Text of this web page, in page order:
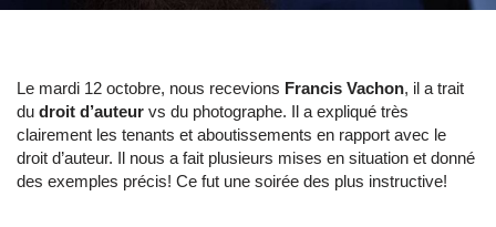
Le mardi 12 octobre, nous recevions Francis Vachon, il a trait
du droit d’auteur vs du photographe. Il a expliqué très
clairement les tenants et aboutissements en rapport avec le
droit d’auteur. Il nous a fait plusieurs mises en situation et donné
des exemples précis! Ce fut une soirée des plus instructive!